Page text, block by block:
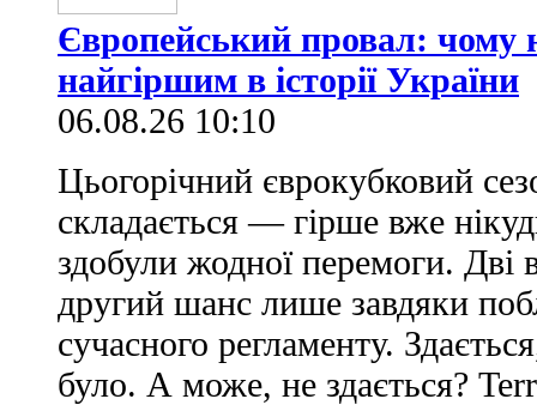
Європейський провал: чому
найгіршим в історії України
06.08.26 10:10
Цьогорічний єврокубковий
складається — гірше вже
здобули жодної перемоги.
другий шанс лише завдяки
сучасного регламенту.
було. А може, не здається?